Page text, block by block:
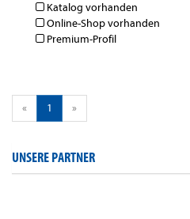
Katalog vorhanden
Online-Shop vorhanden
Premium-Profil
« 1 »
UNSERE PARTNER